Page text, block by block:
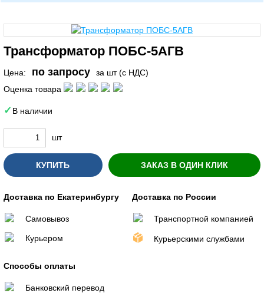
Трансформатор ПОБС-5АГВ
Цена: по запросу
за шт (с НДС)
Оценка товара
В наличии
шт
КУПИТЬ ЗАКАЗ В ОДИН КЛИК
Доставка по Екатеринбургу
Самовывоз
Курьером
Доставка по России
Транспортной компанией
Курьерскими службами
Способы оплаты
Банковский перевод